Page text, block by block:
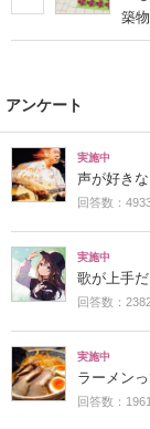
築
アンケート
実施中
声が好き
回答数：
実施中
歌が上手
回答数：
実施中
ラーメン
回答数：